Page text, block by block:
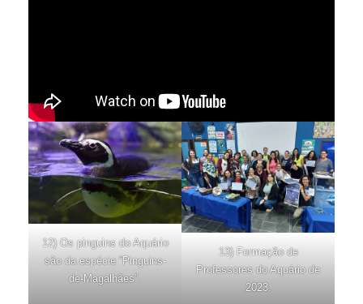
12) Os pinguins do Aquário
são da espécie “Pinguins-
de-Magalhães”.
13) Formação de
Professores do Aquário de
2023.